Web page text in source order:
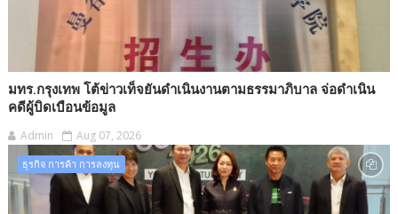
มทร.กรุงเทพ โต้ข่าวเท็จยันดำเนินงานตามธรรมาภิบาล จ่อดำเนิน
คดีผู้บิดเบือนข้อมูล
Admin Aug 07, 2026
ธุรกิจ การค้า การลงทุน